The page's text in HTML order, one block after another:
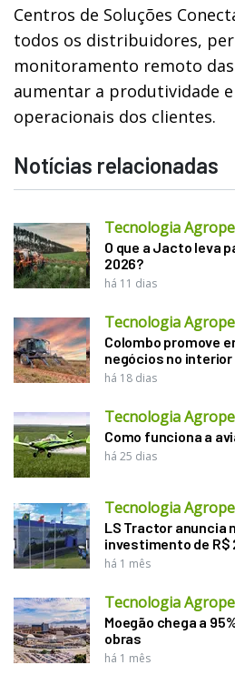
Centros de Soluções
todos os distribuidores,
monitoramento remoto
aumentar a produtividade
operacionais dos clientes.
Notícias relacionadas
Tecnologia
O que a Jacto leva
2026?
há 11 dias
Tecnologia
Colombo promove
negócios no
há 18 dias
Tecnologia
Como funciona a
há 25 dias
Tecnologia
LS Tractor anuncia
investimento de R$
há 1 mês
Tecnologia
Moegão chega a
obras
há 1 mês